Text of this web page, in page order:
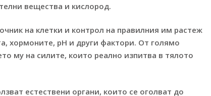
вещества и кислород.
на клетки и контрол на правилния им рaстеж
хормоните, pH и други фактори. От голямо
му на силите, които реално изпитва в тялото
естествени органи, които се оголват до